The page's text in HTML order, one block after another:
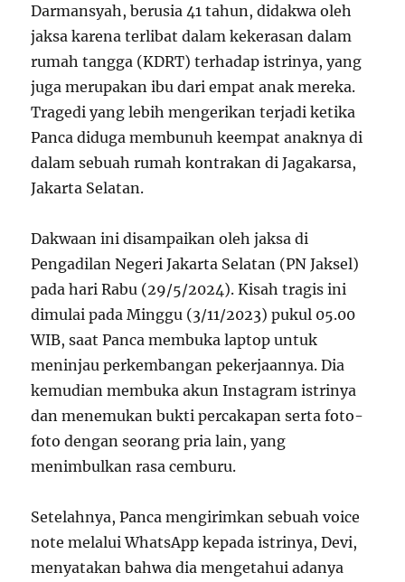
Darmansyah, berusia 41 tahun, didakwa oleh
jaksa karena terlibat dalam kekerasan dalam
rumah tangga (KDRT) terhadap istrinya, yang
juga merupakan ibu dari empat anak mereka.
Tragedi yang lebih mengerikan terjadi ketika
Panca diduga membunuh keempat anaknya di
dalam sebuah rumah kontrakan di Jagakarsa,
Jakarta Selatan.
Dakwaan ini disampaikan oleh jaksa di
Pengadilan Negeri Jakarta Selatan (PN Jaksel)
pada hari Rabu (29/5/2024). Kisah tragis ini
dimulai pada Minggu (3/11/2023) pukul 05.00
WIB, saat Panca membuka laptop untuk
meninjau perkembangan pekerjaannya. Dia
kemudian membuka akun Instagram istrinya
dan menemukan bukti percakapan serta foto-
foto dengan seorang pria lain, yang
menimbulkan rasa cemburu.
Setelahnya, Panca mengirimkan sebuah voice
note melalui WhatsApp kepada istrinya, Devi,
menyatakan bahwa dia mengetahui adanya